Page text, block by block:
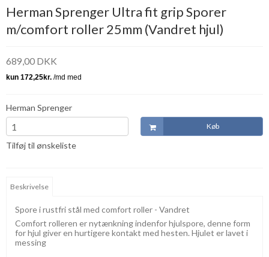
Herman Sprenger Ultra fit grip Sporer
m/comfort roller 25mm (Vandret hjul)
689,00 DKK
Herman Sprenger
Køb
Tilføj til ønskeliste
Beskrivelse
Spore i rustfri stål med comfort roller - Vandret
Comfort rolleren er nytænkning indenfor hjulspore, denne form
for hjul giver en hurtigere kontakt med hesten. Hjulet er lavet i
messing